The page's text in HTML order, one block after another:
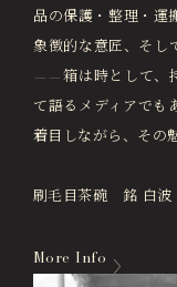
品の保護・整理・運
象徴的な意匠、そし
——箱は時として、
て語るメディアでも
着目しながら、その
刷毛目茶碗 銘 白
More Info